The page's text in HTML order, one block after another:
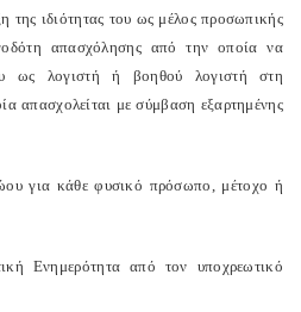
της ιδιότητας του ως μέλος προσωπικής
απασχόλησης από την οποία να
ως λογιστή ή βοηθού λογιστή στη
απασχολείται με σύμβαση εξαρτημένης
για κάθε φυσικό πρόσωπο, μέτοχο ή
Ενημερότητα από τον υποχρεωτικό